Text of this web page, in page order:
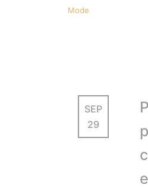
Mode
SEP
29
e